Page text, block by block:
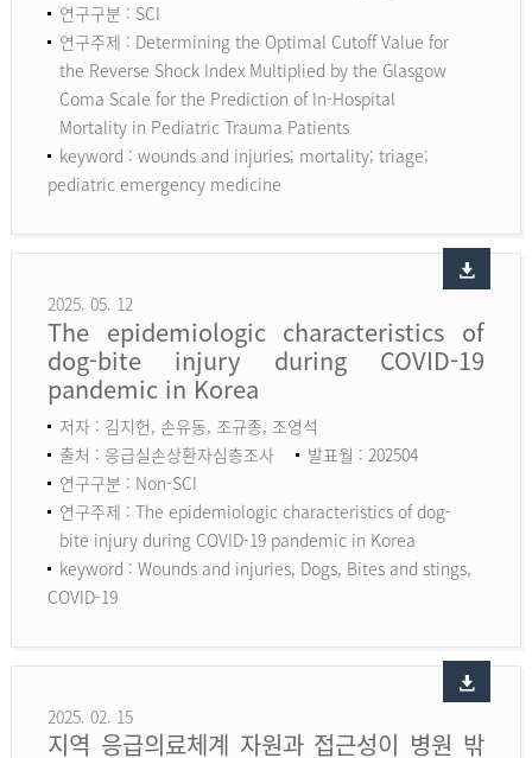
연구구분 : SCI
연구주제 : Determining the Optimal Cutoff Value for
the Reverse Shock Index Multiplied by the Glasgow
Coma Scale for the Prediction of In-Hospital
Mortality in Pediatric Trauma Patients
keyword : wounds and injuries; mortality; triage;
pediatric emergency medicine
2025. 05. 12
The epidemiologic characteristics of
dog-bite injury during COVID-19
pandemic in Korea
저자 : 김지헌, 손유동, 조규종, 조영석
출처 : 응급실손상환자심층조사
발표월 : 202504
연구구분 : Non-SCI
연구주제 : The epidemiologic characteristics of dog-
bite injury during COVID-19 pandemic in Korea
keyword : Wounds and injuries, Dogs, Bites and stings,
COVID-19
2025. 02. 15
지역 응급의료체계 자원과 접근성이 병원 밖